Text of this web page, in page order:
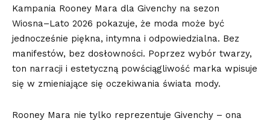
Kampania Rooney Mara dla Givenchy na sezon
Wiosna–Lato 2026 pokazuje, że moda może być
jednocześnie piękna, intymna i odpowiedzialna. Bez
manifestów, bez dosłowności. Poprzez wybór twarzy,
ton narracji i estetyczną powściągliwość marka wpisuje
się w zmieniające się oczekiwania świata mody.
Rooney Mara nie tylko reprezentuje Givenchy – ona